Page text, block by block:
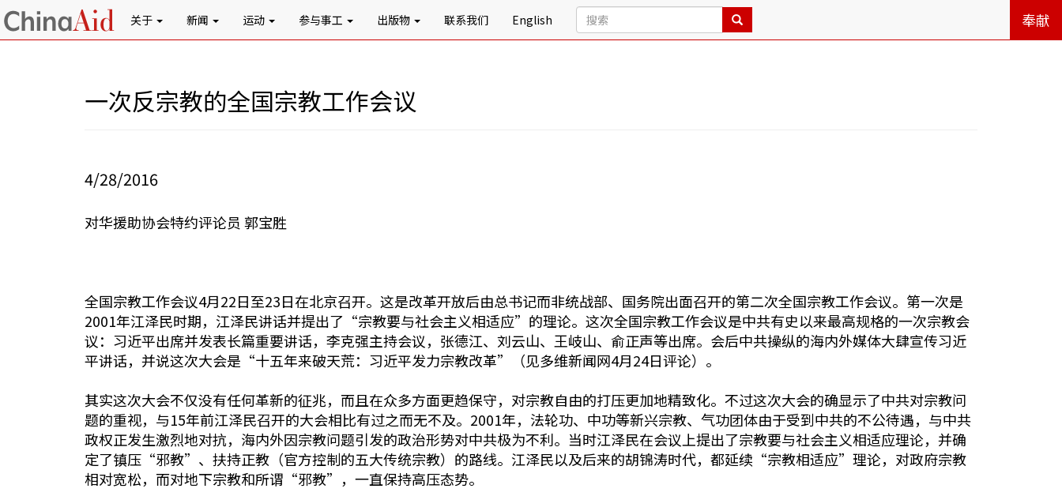
关于 新闻 运动 参与事工 出版物 联系我们 English 奉献
一次反宗教的全国宗教工作会议
4/28/2016
对华援助协会特约评论员 郭宝胜
全国宗教工作会议4月22日至23日在北京召开。这是改革开放后由总书记而非统战部、国务院出面召开的第二次全国宗教工作会议。第一次是
2001年江泽民时期，江泽民讲话并提出了“宗教要与社会主义相适应”的理论。这次全国宗教工作会议是中共有史以来最高规格的一次宗教会
议：习近平出席并发表长篇重要讲话，李克强主持会议，张德江、刘云山、王岐山、俞正声等出席。会后中共操纵的海内外媒体大肆宣传习近
平讲话，并说这次大会是“十五年来破天荒：习近平发力宗教改革”（见多维新闻网4月24日评论）。
其实这次大会不仅没有任何革新的征兆，而且在众多方面更趋保守，对宗教自由的打压更加地精致化。不过这次大会的确显示了中共对宗教问
题的重视，与15年前江泽民召开的大会相比有过之而无不及。2001年，法轮功、中功等新兴宗教、气功团体由于受到中共的不公待遇，与中共
政权正发生激烈地对抗，海内外因宗教问题引发的政治形势对中共极为不利。当时江泽民在会议上提出了宗教要与社会主义相适应理论，并确
定了镇压“邪教”、扶持正教（官方控制的五大传统宗教）的路线。江泽民以及后来的胡锦涛时代，都延续“宗教相适应”理论，对政府宗教
相对宽松，而对地下宗教和所谓“邪教”，一直保持高压态势。